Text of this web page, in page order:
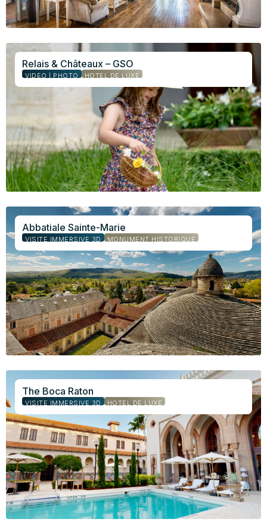
Relais & Châteaux – GSO
VIDÉO | PHOTO HÔTEL DE LUXE
Abbatiale Sainte-Marie
VISITE IMMERSIVE 3D MONUMENT HISTORIQUE
The Boca Raton
VISITE IMMERSIVE 3D HÔTEL DE LUXE